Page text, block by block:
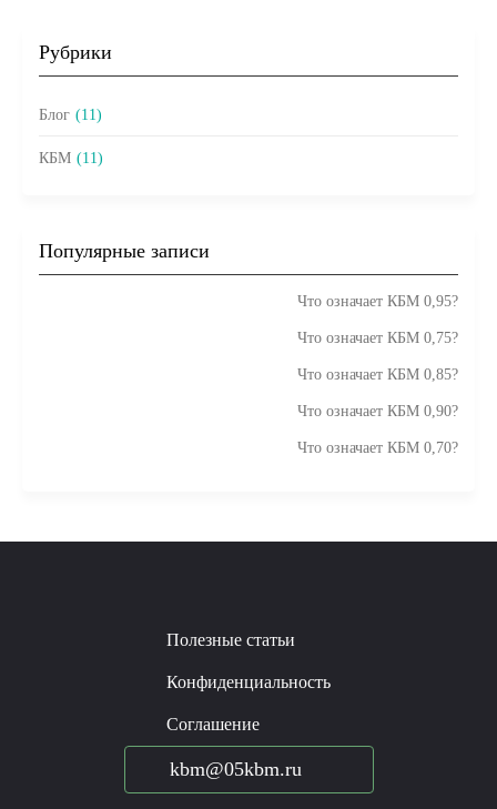
Рубрики
Блог (11)
КБМ (11)
Популярные записи
Что означает КБМ 0,95?
Что означает КБМ 0,75?
Что означает КБМ 0,85?
Что означает КБМ 0,90?
Что означает КБМ 0,70?
Полезные статьи
Конфиденциальность
Соглашение
kbm@05kbm.ru